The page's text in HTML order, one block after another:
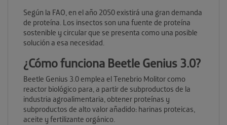
Según la FAO, en el año 2050 existirá una gran demanda
de proteína. Los insectos son una fuente de proteína
sostenible y circular que se presenta como una posible
solución a esa necesidad.
¿Cómo funciona Beetle Genius 3.0?
Beetle Genius 3.0 emplea el Tenebrio Molitor como
reactor biológico para, a partir de subproductos de la
industria agroalimentaria, obtener proteínas y
subproductos de alto valor añadido: harinas proteicas,
aceite y fertilizante orgánico.